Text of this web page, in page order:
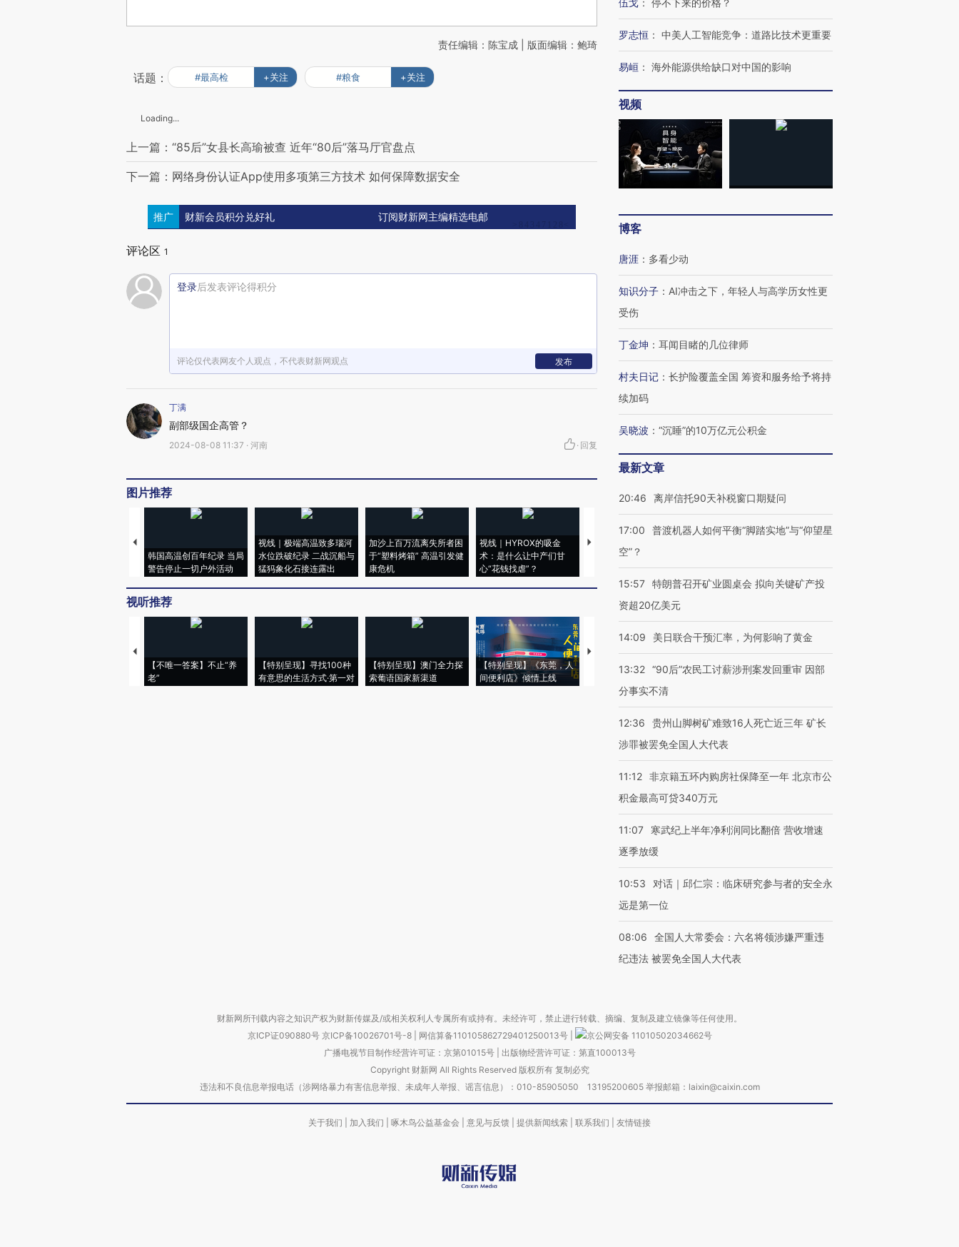
责任编辑：陈宝成 | 版面编辑：鲍琦
话题： #最高检 +关注 #粮食 +关注
Loading...
上一篇：“85后”女县长高瑜被查 近年“80后”落马厅官盘点
下一篇：网络身份认证App使用多项第三方技术 如何保障数据安全
推广 财新会员积分兑好礼 订阅财新网主编精选电邮
评论区 1
登录后发表评论得积分
评论仅代表网友个人观点，不代表财新网观点 发布
丁满
副部级国企高管？
2024-08-08 11:37 · 河南 · 回复
图片推荐
韩国高温创百年纪录 当局
警告停止一切户外活动
视线｜极端高温致多瑙河
水位跌破纪录 二战沉船与
猛犸象化石接连露出
加沙上百万流离失所者困
于“塑料烤箱” 高温引发健
康危机
视线｜HYROX的吸金
术：是什么让中产们甘
心“花钱找虐”？
马航飞行员跨国走私7万
粒摇头丸 尿检体内含3种
育部长拱下台
飞地休达
视听推荐
【不唯一答案】不止“养
老”
【特别呈现】寻找100种
有意思的生活方式·第一对
【特别呈现】澳门全力探
索葡语国家新渠道
【特别呈现】《东莞，人
间便利店》倾情上线
【推广】走进第四届链博
会，让数智科技“链”接产
【特别呈现】寻找100种
有意思的生活方式·第三对
【商旅对话】华住集团
CFO：不靠规模取胜，华
住三大增长引擎是什么？
伍戈 ： 停不下来的价格？
罗志恒 ： 中美人工智能竞争：道路比技术更重要
易峘 ： 海外能源供给缺口对中国的影响
视频
博客
唐涯 ： 多看少动
知识分子 ： AI冲击之下，年轻人与高学历女性更
受伤
丁金坤 ： 耳闻目睹的几位律师
村夫日记 ： 长护险覆盖全国 筹资和服务给予将持
续加码
吴晓波 ： “沉睡”的10万亿元公积金
最新文章
20:46 离岸信托90天补税窗口期疑问
17:00
普渡机器人如何平衡“脚踏实地”与“仰望星
空”？
15:57 特朗普召开矿业圆桌会 拟向关键矿产投
资超20亿美元
14:09 美日联合干预汇率，为何影响了黄金
13:32 “90后”农民工讨薪涉刑案发回重审 因部
分事实不清
12:36
贵州山脚树矿难致16人死亡近三年 矿长
涉罪被罢免全国人大代表
11:12 非京籍五环内购房社保降至一年 北京市公
积金最高可贷340万元
11:07
寒武纪上半年净利润同比翻倍 营收增速
逐季放缓
10:53
对话｜邱仁宗：临床研究参与者的安全永
远是第一位
08:06
全国人大常委会：六名将领涉嫌严重违
纪违法 被罢免全国人大代表
财新网所刊载内容之知识产权为财新传媒及/或相关权利人专属所有或持有。未经许可，禁止进行转载、摘编、复制及建立镜像等任何使用。
京ICP证090880号 京ICP备10026701号-8 网信算备110105862729401250013号
京公网安备 11010502034662号
广播电视节目制作经营许可证：京第01015号| 出版物经营许可证：第直100013号
Copyright 财新网 All Rights Reserved 版权所有 复制必究
违法和不良信息举报电话（涉网络暴力有害信息举报、未成年人举报、谣言信息）：010-85905050 13195200605 举报邮箱：laixin@caixin.com
关于我们 加入我们 啄木鸟公益基金会 意见与反馈 提供新闻线索 联系我们 友情链接